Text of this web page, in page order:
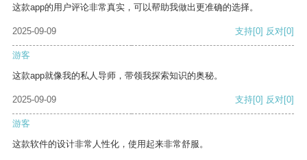
这款app的用户评论非常真实，可以帮助我做出更准确的选择。
2025-09-09 支持[0] 反对[0]
游客
这款app就像我的私人导师，带领我探索知识的奥秘。
2025-09-09 支持[0] 反对[0]
游客
这款软件的设计非常人性化，使用起来非常舒服。